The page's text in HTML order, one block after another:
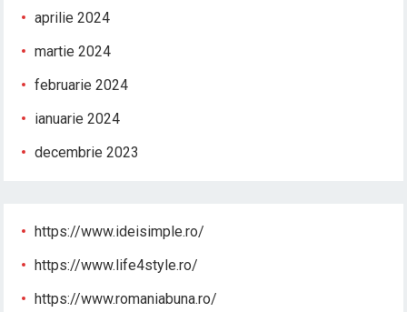
aprilie 2024
martie 2024
februarie 2024
ianuarie 2024
decembrie 2023
https://www.ideisimple.ro/
https://www.life4style.ro/
https://www.romaniabuna.ro/